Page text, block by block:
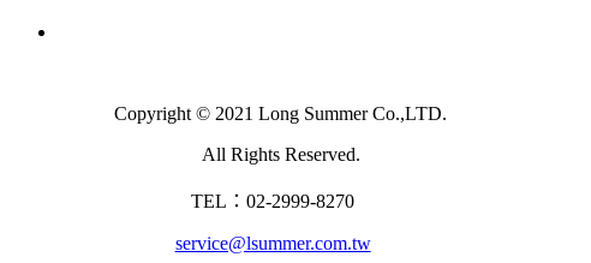
Copyright © 2021 Long Summer Co.,LTD.
All Rights Reserved.
TEL：02-2999-8270
service@lsummer.com.tw